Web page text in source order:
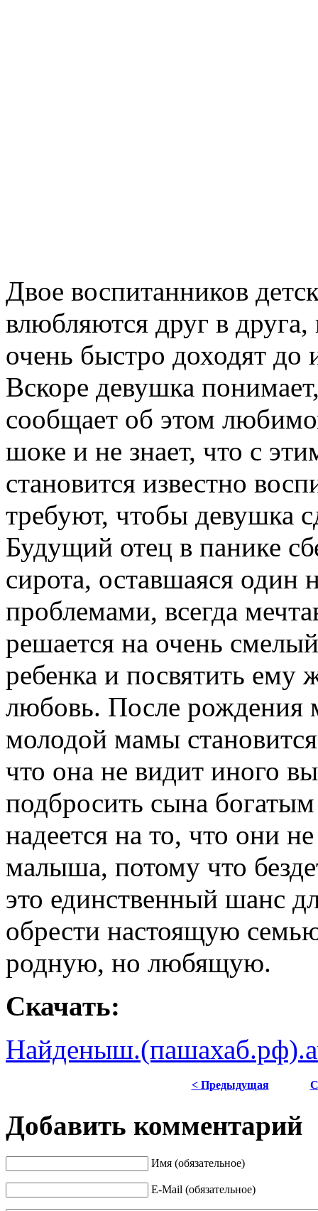
Двое воспитанников
влюбляются друг в
очень быстро доходят до
Вскоре девушка
сообщает об этом
шоке и не знает, что с
становится известно
требуют, чтобы девушка
Будущий отец в панике
сирота, оставшаяся один
проблемами, всегда
решается на очень
ребенка и посвятить ему
любовь. После рождения
молодой мамы
что она не видит иного
подбросить сына
надеется на то, что они
малыша, потому что
это единственный шанс
обрести настоящую
родную, но любящую.
Скачать:
< Предыдущая
Добавить комментарий
Имя (обязательное)
E-Mail (обязательное)